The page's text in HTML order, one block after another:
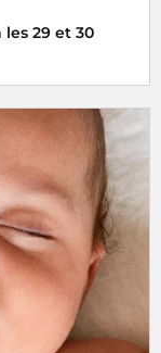
29 et 30
Radio
l’AFM-